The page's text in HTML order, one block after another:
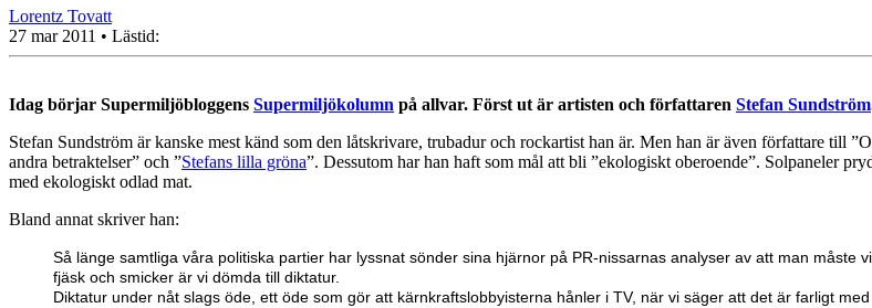
Lorentz Tovatt
27 mar 2011 • Lästid:
Idag börjar Supermiljöbloggens Supermiljökolumn på allvar. Först ut är artisten och författaren Stefan Sundström
Stefan Sundström är kanske mest känd som den låtskrivare, trubadur och rockartist han är. Men han är även författare till
andra betraktelser” och ”Stefans lilla gröna”. Dessutom har han haft som mål att bli ”ekologiskt oberoende”. Solpaneler
med ekologiskt odlad mat.
Bland annat skriver han:
Så länge samtliga våra politiska partier har lyssnat sönder sina hjärnor på PR-nissarnas analyser av att man måste
fjäsk och smicker är vi dömda till diktatur.
Diktatur under nåt slags öde, ett öde som gör att kärnkraftslobbyisterna hånler i TV, när vi säger att det är farligt